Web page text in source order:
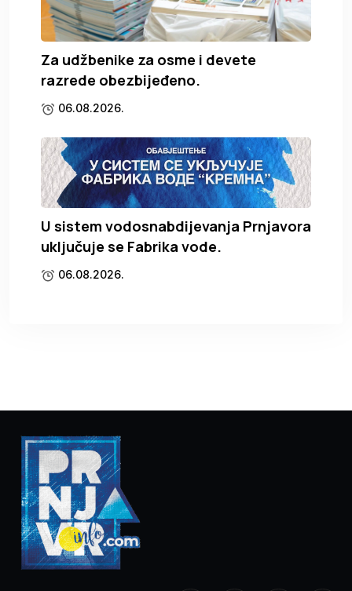
Za udžbenike za osme i devete
razrede obezbijeđeno.
06.08.2026.
U sistem vodosnabdijevanja Prnjavora
uključuje se Fabrika vode.
06.08.2026.